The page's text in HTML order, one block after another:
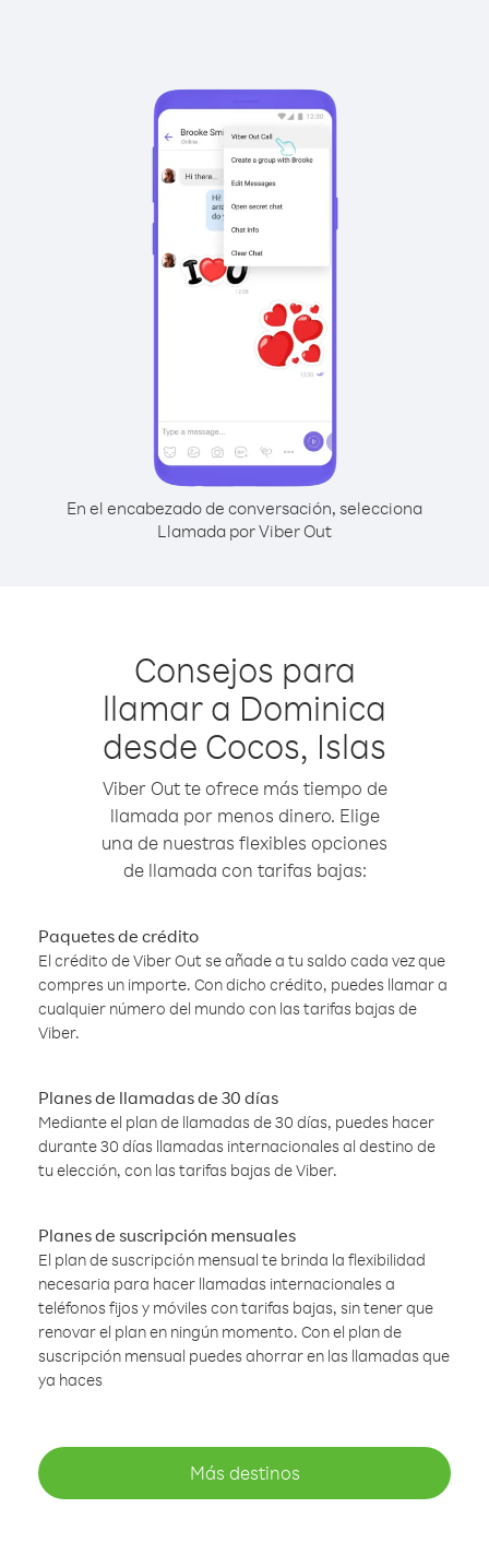
En el encabezado de conversación, selecciona
Llamada por Viber Out
Consejos para
llamar a Dominica
desde Cocos, Islas
Viber Out te ofrece más tiempo de
llamada por menos dinero. Elige
una de nuestras flexibles opciones
de llamada con tarifas bajas:
Paquetes de crédito
El crédito de Viber Out se añade a tu saldo cada vez que
compres un importe. Con dicho crédito, puedes llamar a
cualquier número del mundo con las tarifas bajas de
Viber.
Planes de llamadas de 30 días
Mediante el plan de llamadas de 30 días, puedes hacer
durante 30 días llamadas internacionales al destino de
tu elección, con las tarifas bajas de Viber.
Planes de suscripción mensuales
El plan de suscripción mensual te brinda la flexibilidad
necesaria para hacer llamadas internacionales a
teléfonos fijos y móviles con tarifas bajas, sin tener que
renovar el plan en ningún momento. Con el plan de
suscripción mensual puedes ahorrar en las llamadas que
ya haces
Más destinos